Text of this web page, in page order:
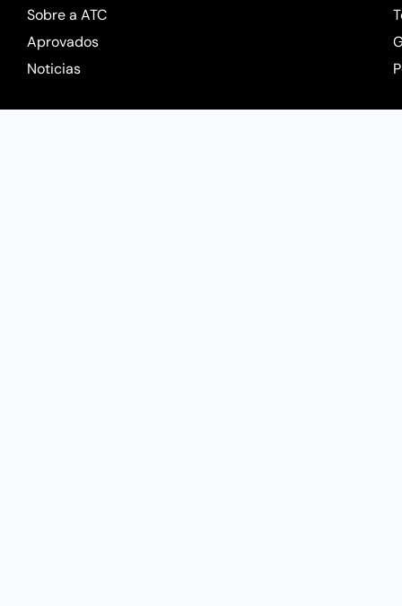
Sobre a ATC
Aprovados
Noticias